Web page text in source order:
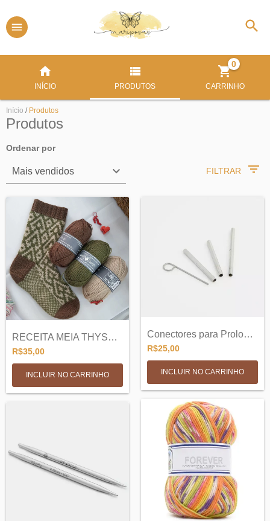
INÍCIO PRODUTOS CARRINHO
0
Início / Produtos
Produtos
Ordenar por
FILTRAR
RECEITA MEIA THYSANIA - MARINA ALBERTONI
R$35,00
Conectores para Prolongamento de Cabos -...
R$25,00